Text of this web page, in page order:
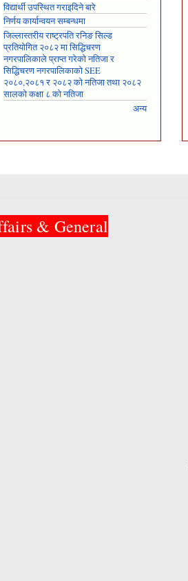
विद्यार्थी उपस्थित गराइदिने बारे
निर्णय कार्यान्वयन सम्बन्धमा
जिल्लास्तरीय राष्ट्रपति रनिङ सिल्ड
प्रतियोगित २०८२ मा सिद्धिचरण
नगरपालिकाले प्राप्त गरेकाे नतिजा र
सिद्धिचरण नगरपालिकाको SEE
२०८०,२०८१ र २०८२ को नतिजा तथा २०८२
सालको कक्षा ८ को नतिजा
अन्य
& General